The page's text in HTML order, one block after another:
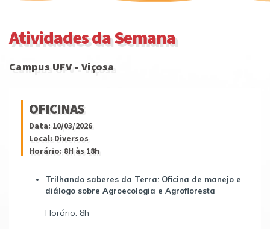
Atividades da Semana
Campus UFV - Viçosa
OFICINAS
Data: 10/03/2026
Local: Diversos
Horário: 8H às 18h
Trilhando saberes da Terra: Oficina de manejo e
diálogo sobre Agroecologia e Agrofloresta
Horário: 8h